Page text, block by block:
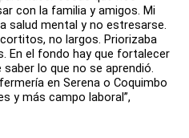
con la familia y amigos. Mi
salud mental y no estresarse.
no largos. Priorizaba
En el fondo hay que fortalecer
lo que no se aprendió.
en Serena o Coquimbo
y más campo laboral”,